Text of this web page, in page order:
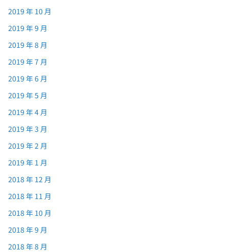
2019 年 10 月
2019 年 9 月
2019 年 8 月
2019 年 7 月
2019 年 6 月
2019 年 5 月
2019 年 4 月
2019 年 3 月
2019 年 2 月
2019 年 1 月
2018 年 12 月
2018 年 11 月
2018 年 10 月
2018 年 9 月
2018 年 8 月